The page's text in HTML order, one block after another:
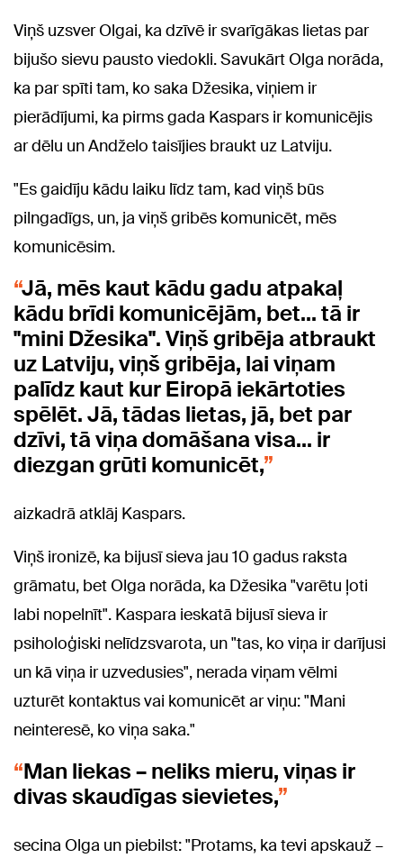
Viņš uzsver Olgai, ka dzīvē ir svarīgākas lietas par
bijušo sievu pausto viedokli. Savukārt Olga norāda,
ka par spīti tam, ko saka Džesika, viņiem ir
pierādījumi, ka pirms gada Kaspars ir komunicējis
ar dēlu un Andželo taisījies braukt uz Latviju.
"Es gaidīju kādu laiku līdz tam, kad viņš būs
pilngadīgs, un, ja viņš gribēs komunicēt, mēs
komunicēsim.
Jā, mēs kaut kādu gadu atpakaļ
kādu brīdi komunicējām, bet... tā ir
"mini Džesika". Viņš gribēja atbraukt
uz Latviju, viņš gribēja, lai viņam
palīdz kaut kur Eiropā iekārtoties
spēlēt. Jā, tādas lietas, jā, bet par
dzīvi, tā viņa domāšana visa... ir
diezgan grūti komunicēt,
aizkadrā atklāj Kaspars.
Viņš ironizē, ka bijusī sieva jau 10 gadus raksta
grāmatu, bet Olga norāda, ka Džesika "varētu ļoti
labi nopelnīt". Kaspara ieskatā bijusī sieva ir
psiholoģiski nelīdzsvarota, un "tas, ko viņa ir darījusi
un kā viņa ir uzvedusies", nerada viņam vēlmi
uzturēt kontaktus vai komunicēt ar viņu: "Mani
neinteresē, ko viņa saka."
Man liekas – neliks mieru, viņas ir
divas skaudīgas sievietes,
secina Olga un piebilst: "Protams, ka tevi apskauž –